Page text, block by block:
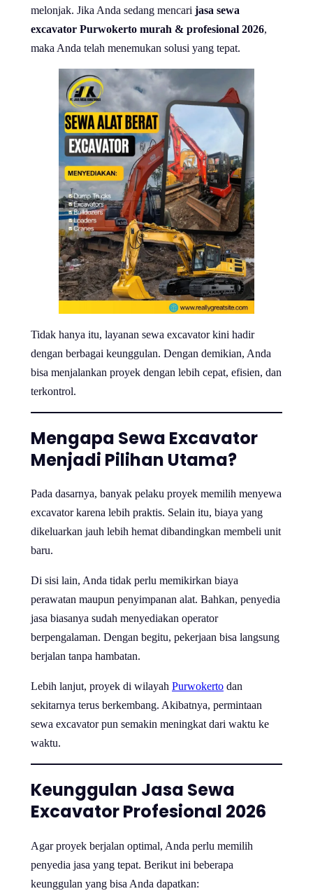
melonjak. Jika Anda sedang mencari jasa sewa
excavator Purwokerto murah & profesional 2026,
maka Anda telah menemukan solusi yang tepat.
Tidak hanya itu, layanan sewa excavator kini hadir
dengan berbagai keunggulan. Dengan demikian, Anda
bisa menjalankan proyek dengan lebih cepat, efisien, dan
terkontrol.
Mengapa Sewa Excavator
Menjadi Pilihan Utama?
Pada dasarnya, banyak pelaku proyek memilih menyewa
excavator karena lebih praktis. Selain itu, biaya yang
dikeluarkan jauh lebih hemat dibandingkan membeli unit
baru.
Di sisi lain, Anda tidak perlu memikirkan biaya
perawatan maupun penyimpanan alat. Bahkan, penyedia
jasa biasanya sudah menyediakan operator
berpengalaman. Dengan begitu, pekerjaan bisa langsung
berjalan tanpa hambatan.
Lebih lanjut, proyek di wilayah Purwokerto dan
sekitarnya terus berkembang. Akibatnya, permintaan
sewa excavator pun semakin meningkat dari waktu ke
waktu.
Keunggulan Jasa Sewa
Excavator Profesional 2026
Agar proyek berjalan optimal, Anda perlu memilih
penyedia jasa yang tepat. Berikut ini beberapa
keunggulan yang bisa Anda dapatkan: